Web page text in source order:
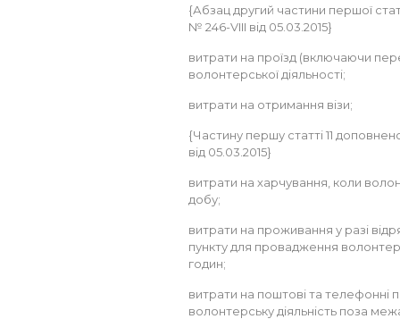
{Абзац другий частини першої
№ 246-VIII від 05.03.2015}
витрати на проїзд (включаючи
волонтерської діяльності;
витрати на отримання візи;
{Частину першу статті 11
від 05.03.2015}
витрати на харчування, коли
добу;
витрати на проживання у разі
пункту для провадження
годин;
витрати на поштові та телефонні
волонтерську діяльність поза